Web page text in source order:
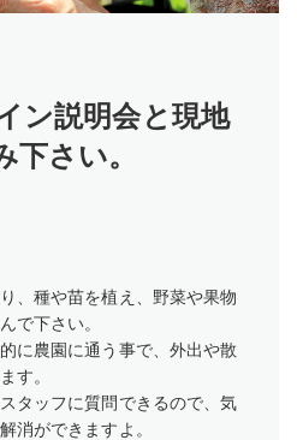
ン説明会と現地
下さい。
、種や苗を植え、野菜や果物
で下さい。
に農園に通う事で、外出や散
す。
タッフに質問できるので、気
消ができますよ。